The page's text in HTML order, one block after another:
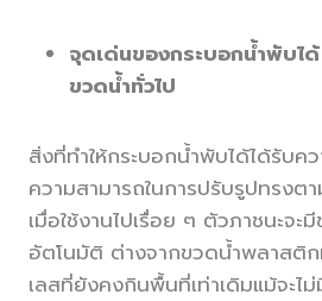
จุดเด่นของกระบอกน้ำพับไ
ขวดน้ำทั่วไป
สิ่งที่ทำให้กระบอกน้ำพับได้ได้รับ
ความสามารถในการปรับรูปทรง
เมื่อใช้งานไปเรื่อย ๆ ตัวภาชนะจะ
อัตโนมัติ ต่างจากขวดน้ำพลาสติ
เลสที่ยังคงกินพื้นที่เท่าเดิมแม้จะไ